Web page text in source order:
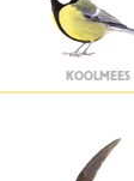
KOOLMEES